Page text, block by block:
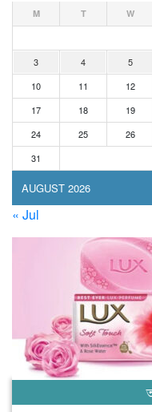
AUGUST 2026
M T W
3
4 5
10
11 12
17
18 19
24
25 26
31
« Jul